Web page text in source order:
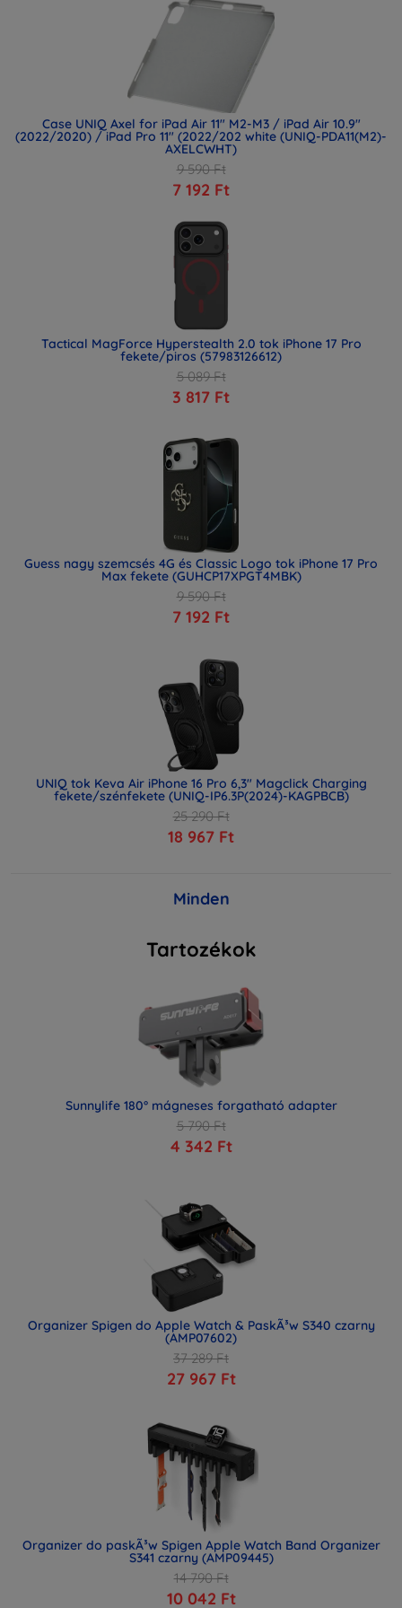
Case UNIQ Axel for iPad Air 11" M2-M3 / iPad Air 10.9"
(2022/2020) / iPad Pro 11" (2022/202 white (UNIQ-PDA11(M2)-
AXELCWHT)
9 590 Ft
7 192 Ft
Tactical MagForce Hyperstealth 2.0 tok iPhone 17 Pro
fekete/piros (57983126612)
5 089 Ft
3 817 Ft
Guess nagy szemcsés 4G és Classic Logo tok iPhone 17 Pro
Max fekete (GUHCP17XPGT4MBK)
9 590 Ft
7 192 Ft
UNIQ tok Keva Air iPhone 16 Pro 6,3" Magclick Charging
fekete/szénfekete (UNIQ-IP6.3P(2024)-KAGPBCB)
25 290 Ft
18 967 Ft
Minden
Tartozékok
Sunnylife 180° mágneses forgatható adapter
5 790 Ft
4 342 Ft
Organizer Spigen do Apple Watch & PaskÃ³w S340 czarny
(AMP07602)
37 289 Ft
27 967 Ft
Organizer do paskÃ³w Spigen Apple Watch Band Organizer
S341 czarny (AMP09445)
14 790 Ft
10 042 Ft